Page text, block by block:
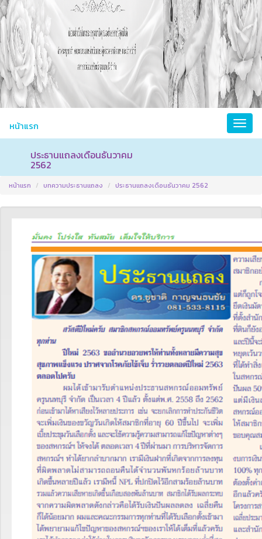
หน้าแรก
ประธานแถลงเดือนธันวาคม
2562
หน้าแรก บทความประธานแถลง ประธานแถลงเดือนธันวาคม 2562